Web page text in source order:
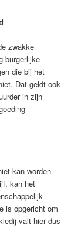
zwakke
burgerlijke
die bij het
Dat geldt ook
in zijn
kan worden
kan het
is opgericht om
valt hier dus